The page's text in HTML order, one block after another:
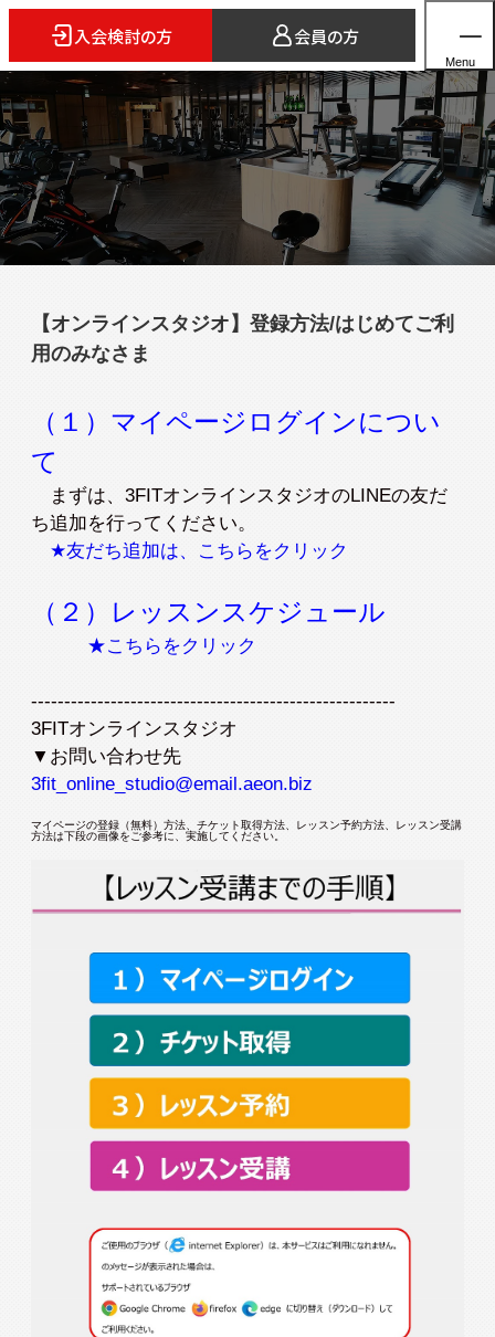
入会検討の方 会員の方
Menu
ホーム
店舗検索
3FITとは
よくあるご質問
法人会員のご案内
入会検討の方 会員の方
公式SNSアカウント
【オンラインスタジオ】登録方法/はじめてご利
用のみなさま
（１）マイページログインについ
て
まずは、3FITオンラインスタジオのLINEの友だ
ち追加を行ってください。
★友だち追加は、こちらをクリック
（２）レッスンスケジュール
★こちらをクリック
-------------------------------------------------------
3FITオンラインスタジオ
▼お問い合わせ先
3fit_online_studio@email.aeon.biz
マイページの登録（無料）方法、チケット取得方法、レッスン予約方法、レッスン受講
方法は下段の画像をご参考に、実施してください。